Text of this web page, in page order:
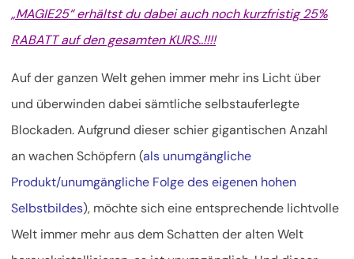
„MAGIE25“ erhältst du dabei auch noch kurzfristig 25%
RABATT auf den gesamten KURS..!!!!
Auf der ganzen Welt gehen immer mehr ins Licht über
und überwinden dabei sämtliche selbstauferlegte
Blockaden. Aufgrund dieser schier gigantischen Anzahl
an wachen Schöpfern (als unumgängliche
Produkt/unumgängliche Folge des eigenen hohen
Selbstbildes), möchte sich eine entsprechende lichtvolle
Welt immer mehr aus dem Schatten der alten Welt